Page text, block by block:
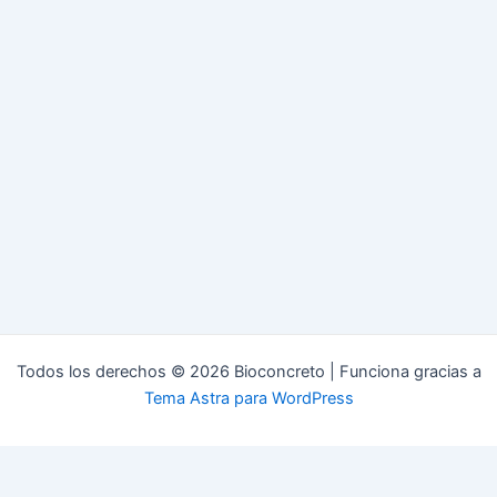
Todos los derechos © 2026 Bioconcreto | Funciona gracias a
Tema Astra para WordPress